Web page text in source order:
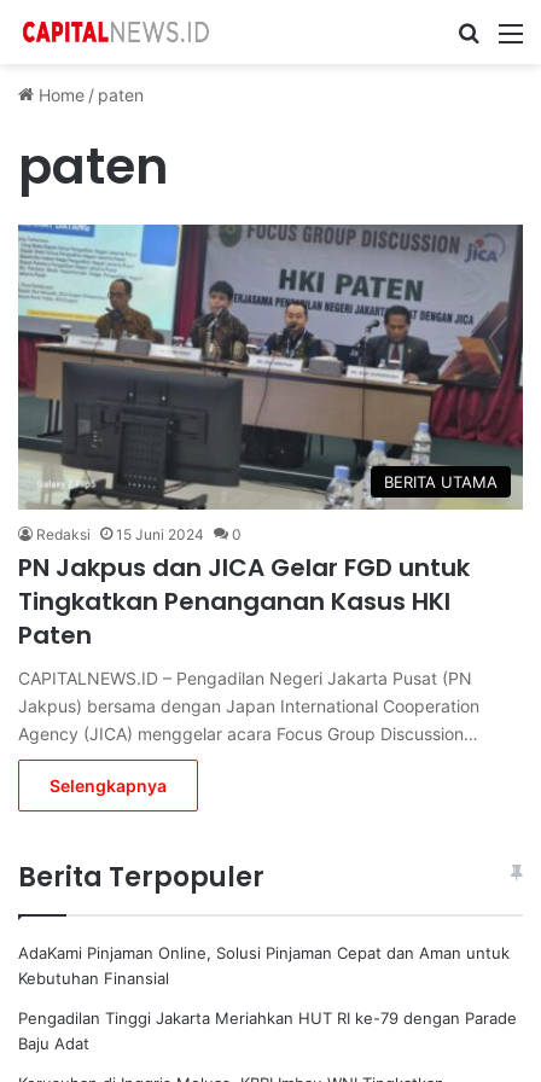
Cari ...
Home / paten
paten
BERITA UTAMA
Redaksi 15 Juni 2024 0
PN Jakpus dan JICA Gelar FGD untuk
Tingkatkan Penanganan Kasus HKI
Paten
CAPITALNEWS.ID – Pengadilan Negeri Jakarta Pusat (PN
Jakpus) bersama dengan Japan International Cooperation
Agency (JICA) menggelar acara Focus Group Discussion…
Selengkapnya
Berita Terpopuler
AdaKami Pinjaman Online, Solusi Pinjaman Cepat dan Aman untuk
Kebutuhan Finansial
Pengadilan Tinggi Jakarta Meriahkan HUT RI ke-79 dengan Parade
Baju Adat